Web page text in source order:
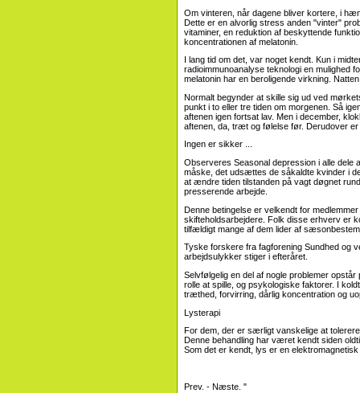
Om vinteren, når dagene bliver kortere, i
Dette er en alvorlig stress anden "vinter"
vitaminer, en reduktion af beskyttende
koncentrationen af ​​melatonin.
I lang tid om det, var noget kendt. Kun i
radioimmunoanalyse teknologi en mulighed
melatonin har en beroligende virkning.
Normalt begynder at skille sig ud ved
punkt i to eller tre tiden om morgenen. Så
aftenen igen fortsat lav. Men i december,
aftenen, da, træt og følelse før. Derudover
Ingen er sikker ...
Observeres Seasonal depression i alle dele
måske, det udsættes de såkaldte kvinder i
at ændre tiden tilstanden på vagt døgnet
presserende arbejde.
Denne betingelse er velkendt for
skifteholdsarbejdere. Folk disse erhverv er
tilfældigt mange af dem lider af
Tyske forskere fra fagforening Sundhed og
arbejdsulykker stiger i efteråret.
Selvfølgelig en del af nogle problemer
rolle at spille, og psykologiske faktorer. I
træthed, forvirring, dårlig koncentration og
Lysterapi
For dem, der er særligt vanskelige at
Denne behandling har været kendt siden
Som det er kendt, lys er en
Prev. - Næste. "